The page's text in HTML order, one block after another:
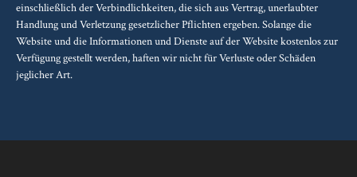
einschließlich der Verbindlichkeiten, die sich aus Vertrag, unerlaubter
Handlung und Verletzung gesetzlicher Pflichten ergeben. Solange die
Website und die Informationen und Dienste auf der Website kostenlos zur
Verfügung gestellt werden, haften wir nicht für Verluste oder Schäden
jeglicher Art.